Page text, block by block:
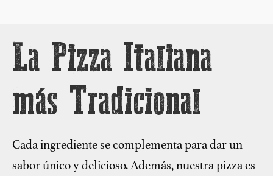
La Pizza Italiana
más Tradicional
Cada ingrediente se complementa para dar un
sabor único y delicioso. Además, nuestra pizza es